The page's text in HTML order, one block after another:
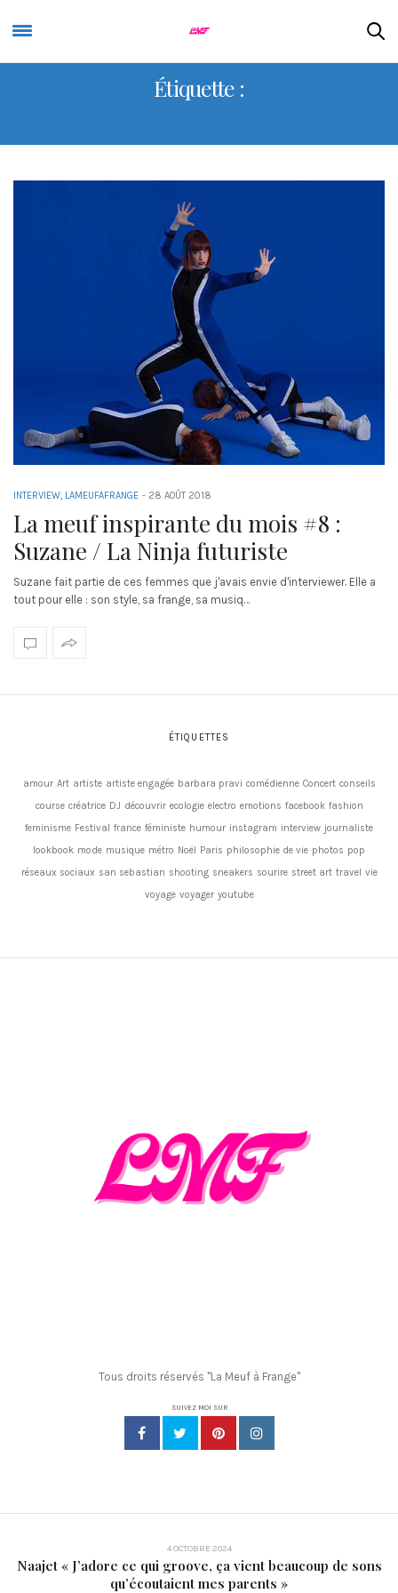
Étiquette :
INTERVIEW, LAMEUFAFRANGE - 28 AOÛT 2018
La meuf inspirante du mois #8 :
Suzane / La Ninja futuriste
Suzane fait partie de ces femmes que j'avais envie d'interviewer. Elle a
tout pour elle : son style, sa frange, sa musiq…
ÉTIQUETTES
amour Art artiste artiste engagée barbara pravi comédienne Concert conseils
course créatrice DJ découvrir ecologie electro emotions facebook fashion
feminisme Festival france féministe humour instagram interview journaliste
lookbook mode musique métro Noël Paris philosophie de vie photos pop
réseaux sociaux san sebastian shooting sneakers sourire street art travel vie
voyage voyager youtube
Tous droits réservés "La Meuf à Frange"
SUIVEZ MOI SUR
4 OCTOBRE 2024
Naajet « J’adore ce qui groove, ça vient beaucoup de sons
qu’écoutaient mes parents »